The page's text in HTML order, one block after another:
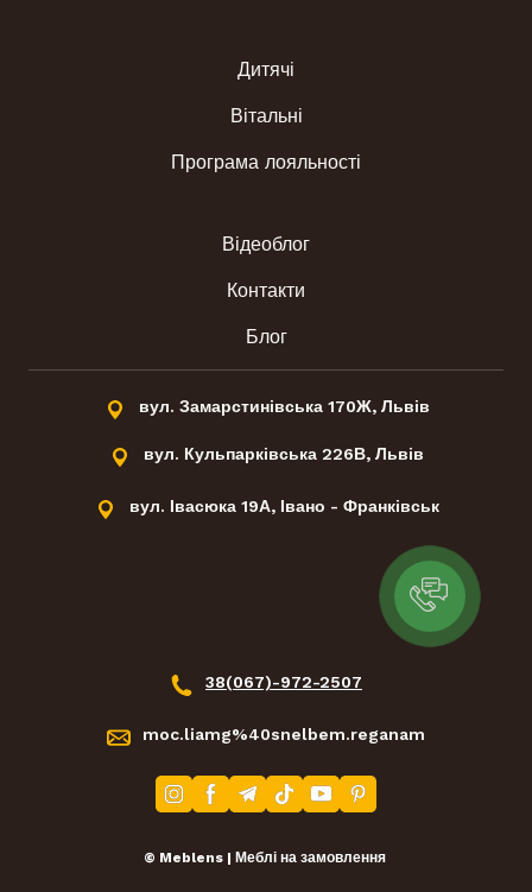
Дитячі
Вітальні
Програма лояльності
Відеоблог
Контакти
Блог
вул. Замарстинівська 170Ж, Львів
вул. Кульпарківська 226В, Львів
вул. Івасюка 19А, Івано - Франківськ
38(067)-972-2507
moc.liamg%40snelbem.reganam
© Meblens | Меблі на замовлення